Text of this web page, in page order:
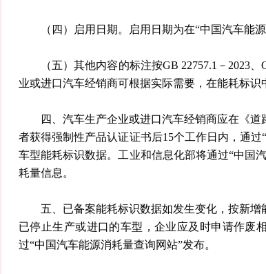
（四）启用日期。启用日期为在“中国汽车能
（五）其他内容的标注按GB 22757.1－2023
业或进口汽车经销商可根据实际需要，在能耗标识
四、汽车生产企业或进口汽车经销商应在《
者获得强制性产品认证证书后15个工作日内，通
车型能耗标识数据。工业和信息化部将通过“中国
耗量信息。
五、已备案能耗标识数据如发生变化，按新
已停止生产或进口的车型，企业应及时申请作废
过“中国汽车能源消耗量查询网站”发布。